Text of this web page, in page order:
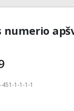
numerio
Current
is:1-1-1-1